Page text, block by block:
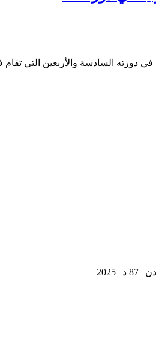
والأربعين التي تقام في الفترة من 12